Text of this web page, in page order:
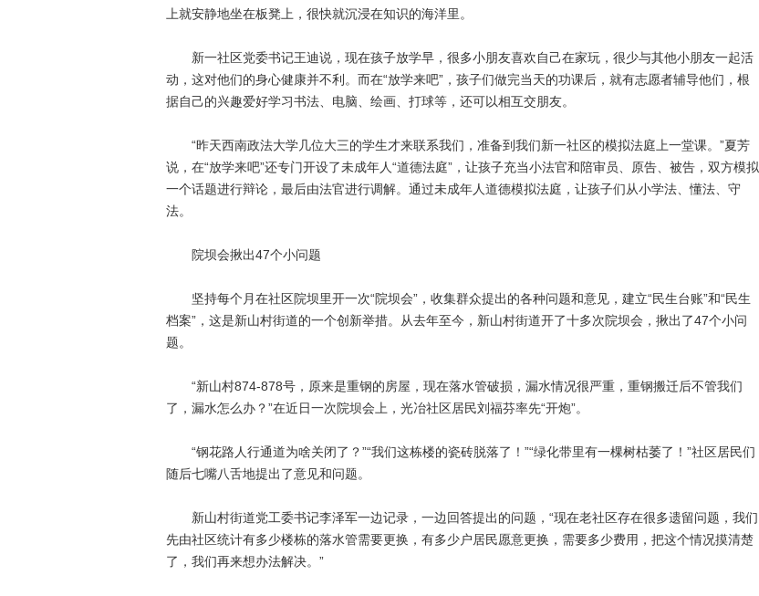
上就安静地坐在板凳上，很快就沉浸在知识的海洋里。
新一社区党委书记王迪说，现在孩子放学早，很多小朋友喜欢自己在家玩，很少与其他小朋友一起活
动，这对他们的身心健康并不利。而在“放学来吧”，孩子们做完当天的功课后，就有志愿者辅导他们，根
据自己的兴趣爱好学习书法、电脑、绘画、打球等，还可以相互交朋友。
“昨天西南政法大学几位大三的学生才来联系我们，准备到我们新一社区的模拟法庭上一堂课。”夏芳
说，在“放学来吧”还专门开设了未成年人“道德法庭”，让孩子充当小法官和陪审员、原告、被告，双方模拟
一个话题进行辩论，最后由法官进行调解。通过未成年人道德模拟法庭，让孩子们从小学法、懂法、守
法。
院坝会揪出47个小问题
坚持每个月在社区院坝里开一次“院坝会”，收集群众提出的各种问题和意见，建立“民生台账”和“民生
档案”，这是新山村街道的一个创新举措。从去年至今，新山村街道开了十多次院坝会，揪出了47个小问
题。
“新山村874-878号，原来是重钢的房屋，现在落水管破损，漏水情况很严重，重钢搬迁后不管我们
了，漏水怎么办？”在近日一次院坝会上，光冶社区居民刘福芬率先“开炮”。
“钢花路人行通道为啥关闭了？”“我们这栋楼的瓷砖脱落了！”“绿化带里有一棵树枯萎了！”社区居民们
随后七嘴八舌地提出了意见和问题。
新山村街道党工委书记李泽军一边记录，一边回答提出的问题，“现在老社区存在很多遗留问题，我们
先由社区统计有多少楼栋的落水管需要更换，有多少户居民愿意更换，需要多少费用，把这个情况摸清楚
了，我们再来想办法解决。”